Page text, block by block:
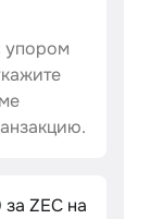
упором
ZEC на